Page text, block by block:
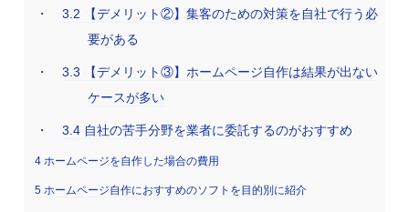
3.2 【デメリット②】集客のための対策を自社で行う必
要がある
3.3 【デメリット③】ホームページ自作は結果が出ない
ケースが多い
3.4自社の苦手分野を業者に委託するのがおすすめ
4ホームページを自作した場合の費用
5ホームページ自作におすすめのソフトを目的別に紹介